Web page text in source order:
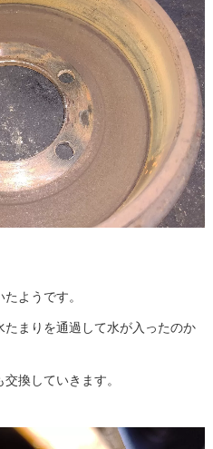
ようです。
まりを通過して水が入ったのか
換していきます。